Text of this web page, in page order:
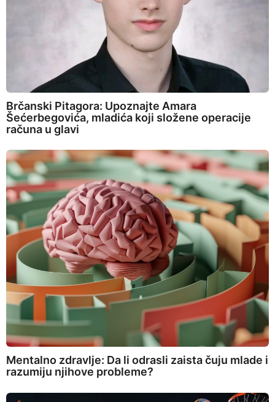
Brčanski Pitagora: Upoznajte Amara
Šećerbegovića, mladića koji složene operacije
računa u glavi
Mentalno zdravlje: Da li odrasli zaista čuju mlade i
razumiju njihove probleme?